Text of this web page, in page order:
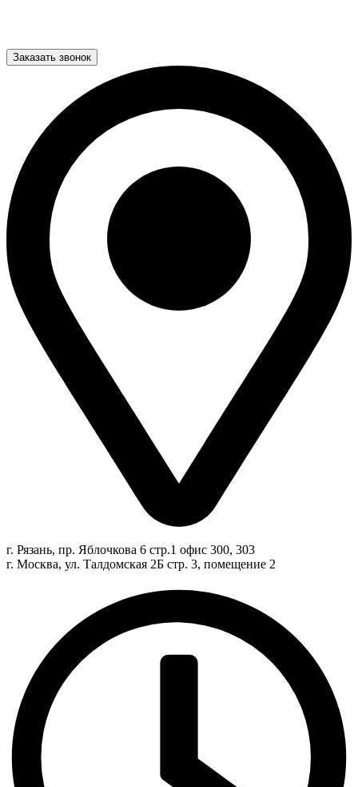
Заказать звонок
г. Рязань, пр. Яблочкова 6 стр.1 офис 300, 303
г. Москва, ул. Талдомская 2Б стр. 3, помещение 2